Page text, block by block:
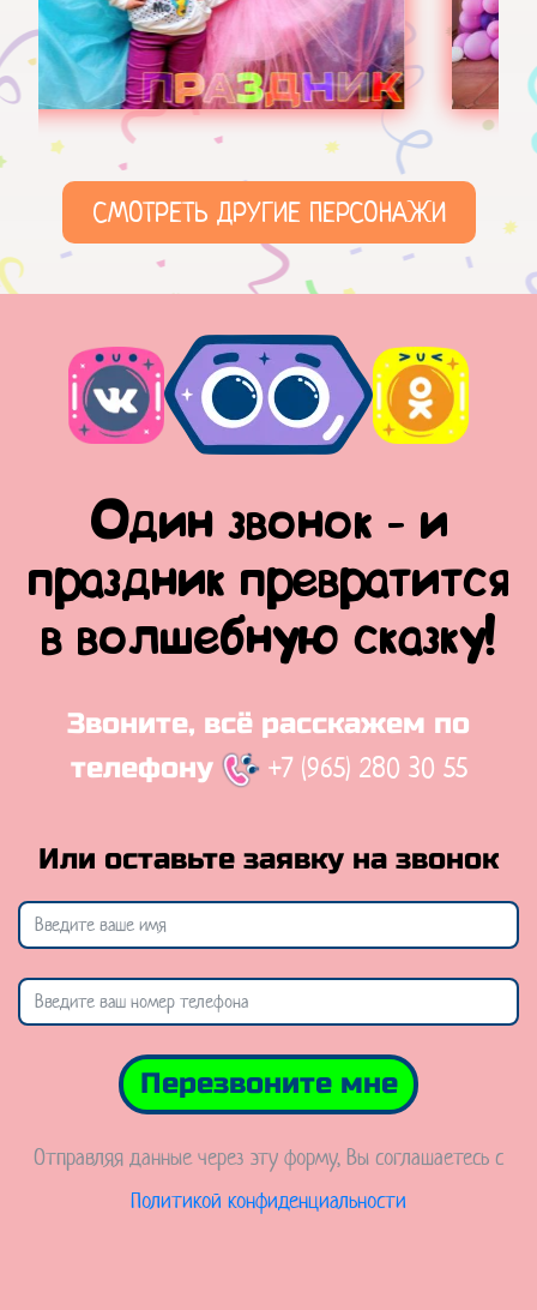
СМОТРЕТЬ ДРУГИЕ ПЕРСОНАЖИ
Один звонок - и
праздник превратится
в волшебную сказку!
Звоните, всё расскажем по
телефону
+7 (965) 280 30 55
Или оставьте заявку на звонок
Перезвоните мне
Отправляя данные через эту форму, Вы соглашаетесь с
Политикой конфиденциальности